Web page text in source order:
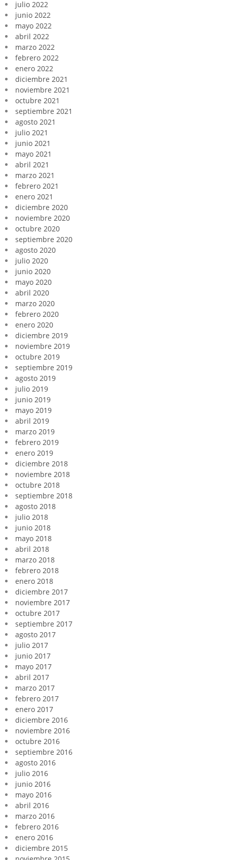
julio 2022
junio 2022
mayo 2022
abril 2022
marzo 2022
febrero 2022
enero 2022
diciembre 2021
noviembre 2021
octubre 2021
septiembre 2021
agosto 2021
julio 2021
junio 2021
mayo 2021
abril 2021
marzo 2021
febrero 2021
enero 2021
diciembre 2020
noviembre 2020
octubre 2020
septiembre 2020
agosto 2020
julio 2020
junio 2020
mayo 2020
abril 2020
marzo 2020
febrero 2020
enero 2020
diciembre 2019
noviembre 2019
octubre 2019
septiembre 2019
agosto 2019
julio 2019
junio 2019
mayo 2019
abril 2019
marzo 2019
febrero 2019
enero 2019
diciembre 2018
noviembre 2018
octubre 2018
septiembre 2018
agosto 2018
julio 2018
junio 2018
mayo 2018
abril 2018
marzo 2018
febrero 2018
enero 2018
diciembre 2017
noviembre 2017
octubre 2017
septiembre 2017
agosto 2017
julio 2017
junio 2017
mayo 2017
abril 2017
marzo 2017
febrero 2017
enero 2017
diciembre 2016
noviembre 2016
octubre 2016
septiembre 2016
agosto 2016
julio 2016
junio 2016
mayo 2016
abril 2016
marzo 2016
febrero 2016
enero 2016
diciembre 2015